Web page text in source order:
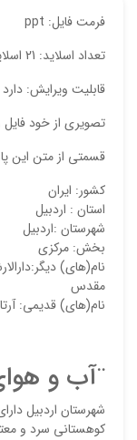
فرمت فایل: ppt
تعداد اسلاید: 21 اسلاید
قابلیت ویرایش: دارد
تصویری از خود فایل
قسمتی از متن این
کشور: ایران
استان : اردبیل
شهرستان :اردبیل
بخش: مرکزی
نام(های)
مقدس
نام(های) قدیمی:
¨آب و
شهرستان اردبیل
کوهستانی سرد و